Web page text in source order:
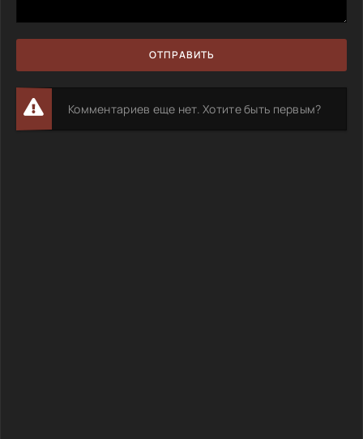
ОТПРАВИТЬ
Комментариев еще нет. Хотите быть первым?